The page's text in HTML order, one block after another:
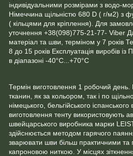
індивідуальними розмірами з водо-
Німеччина щільністю 680 D ( г/м2) з
( кільцями для кріплення). Для
уточнення +38(098)775-21-77- Viber
матеріал та шви, терміном у 7 років
8 до 15 років Експлуатація виробів
в діапазоні -40°C...+70°C
Термін виготовлення 1 робочий
тканин, як за кольором, так і по
німецького, бельгійського
виготовлення тенту використовують
швейцарського виробника марки
здійснюється методом гарячого
зварювати шви більш практичними та
капроновою ниткою. У місцях